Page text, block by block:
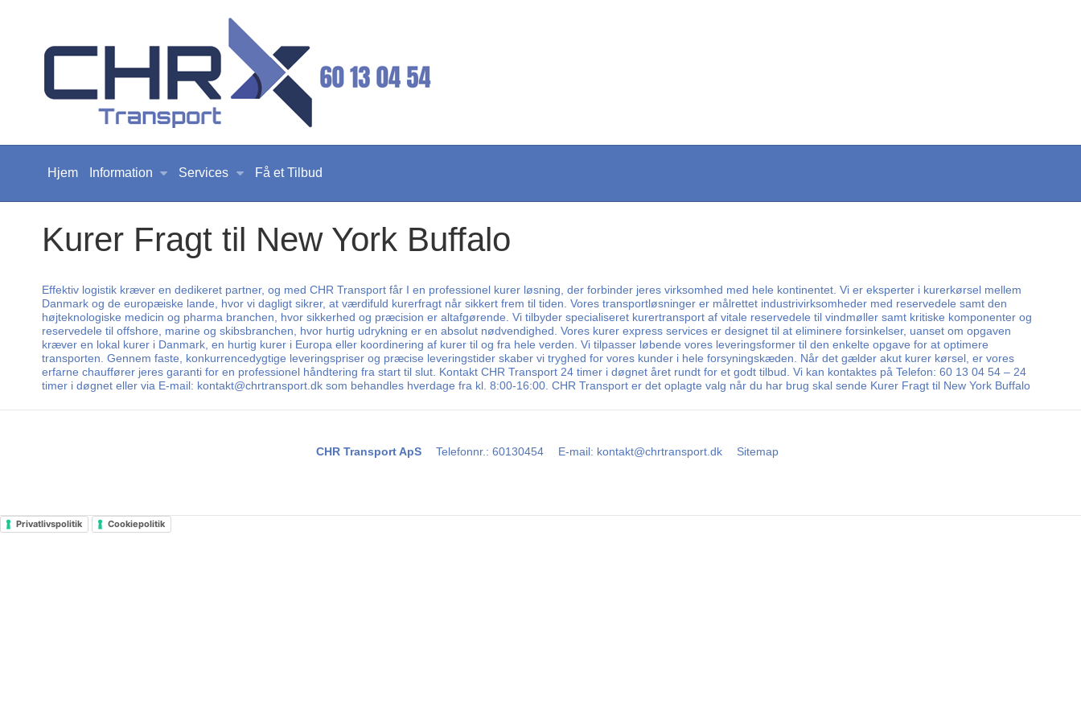
Hjem Information Services Få et Tilbud
Kurer Fragt til New York Buffalo
Effektiv logistik kræver en dedikeret partner, og med CHR Transport får I en professionel kurer løsning, der forbinder jeres virksomhed med hele kontinentet. Vi er eksperter i kurerkørsel mellem
Danmark og de europæiske lande, hvor vi dagligt sikrer, at værdifuld kurerfragt når sikkert frem til tiden. Vores transportløsninger er målrettet industrivirksomheder med reservedele samt den
højteknologiske medicin og pharma branchen, hvor sikkerhed og præcision er altafgørende. Vi tilbyder specialiseret kurertransport af vitale reservedele til vindmøller samt kritiske komponenter og
reservedele til offshore, marine og skibsbranchen, hvor hurtig udrykning er en absolut nødvendighed. Vores kurer express services er designet til at eliminere forsinkelser, uanset om opgaven
kræver en lokal kurer i Danmark, en hurtig kurer i Europa eller koordinering af kurer til og fra hele verden. Vi tilpasser løbende vores leveringsformer til den enkelte opgave for at optimere
transporten. Gennem faste, konkurrencedygtige leveringspriser og præcise leveringstider skaber vi tryghed for vores kunder i hele forsyningskæden. Når det gælder akut kurer kørsel, er vores
erfarne chauffører jeres garanti for en professionel håndtering fra start til slut. Kontakt CHR Transport 24 timer i døgnet året rundt for et godt tilbud. Vi kan kontaktes på Telefon: 60 13 04 54 – 24
timer i døgnet eller via E-mail: kontakt@chrtransport.dk som behandles hverdage fra kl. 8:00-16:00. CHR Transport er det oplagte valg når du har brug skal sende Kurer Fragt til New York Buffalo
CHR Transport ApS Telefonnr. : 60130454 E-mail: kontakt@chrtransport.dk Sitemap
Privatlivspolitik Cookiepolitik